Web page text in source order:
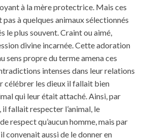
à la mère protectrice. Mais ces
à quelques animaux sélectionnés
le plus souvent. Craint ou aimé,
divine incarnée. Cette adoration
sens propre du terme amena ces
intenses dans leur relations
célébrer les dieux il fallait bien
qui leur était attaché. Ainsi, par
fallait respecter l’animal, le
respect qu’aucun homme, mais par
convenait aussi de le donner en